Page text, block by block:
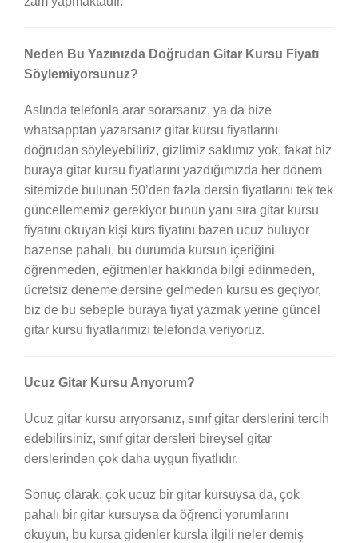
Neden Bu Yazınızda Doğrudan Gitar Kursu Fiyatı
Söylemiyorsunuz?
Aslında telefonla arar sorarsanız, ya da bize
whatsapptan yazarsanız gitar kursu fiyatlarını
doğrudan söyleyebiliriz, gizlimiz saklımız yok, fakat biz
buraya gitar kursu fiyatlarını yazdığımızda her dönem
sitemizde bulunan 50’den fazla dersin fiyatlarını tek tek
güncellememiz gerekiyor bunun yanı sıra gitar kursu
fiyatını okuyan kişi kurs fiyatını bazen ucuz buluyor
bazense pahalı, bu durumda kursun içeriğini
öğrenmeden, eğitmenler hakkında bilgi edinmeden,
ücretsiz deneme dersine gelmeden kursu es geçiyor,
biz de bu sebeple buraya fiyat yazmak yerine güncel
gitar kursu fiyatlarımızı telefonda veriyoruz.
Ucuz Gitar Kursu Arıyorum?
Ucuz gitar kursu arıyorsanız, sınıf gitar derslerini tercih
edebilirsiniz, sınıf gitar dersleri bireysel gitar
derslerinden çok daha uygun fiyatlıdır.
Sonuç olarak, çok ucuz bir gitar kursuysa da, çok
pahalı bir gitar kursuysa da öğrenci yorumlarını
okuyun, bu kursa gidenler kursla ilgili neler demiş